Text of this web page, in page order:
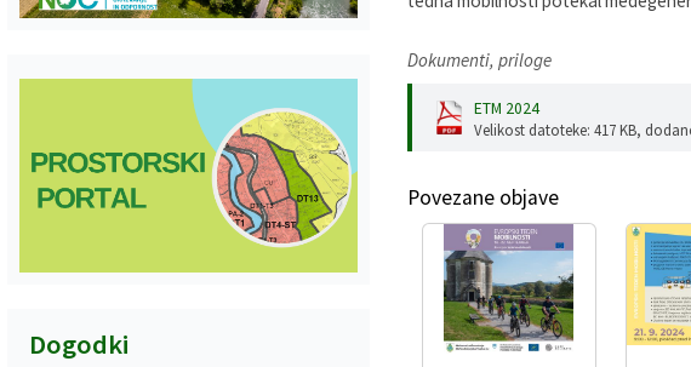
Dokumenti, priloge
ETM 2024
Velikost datoteke: 417 KB,
Povezane objave
Dogodki